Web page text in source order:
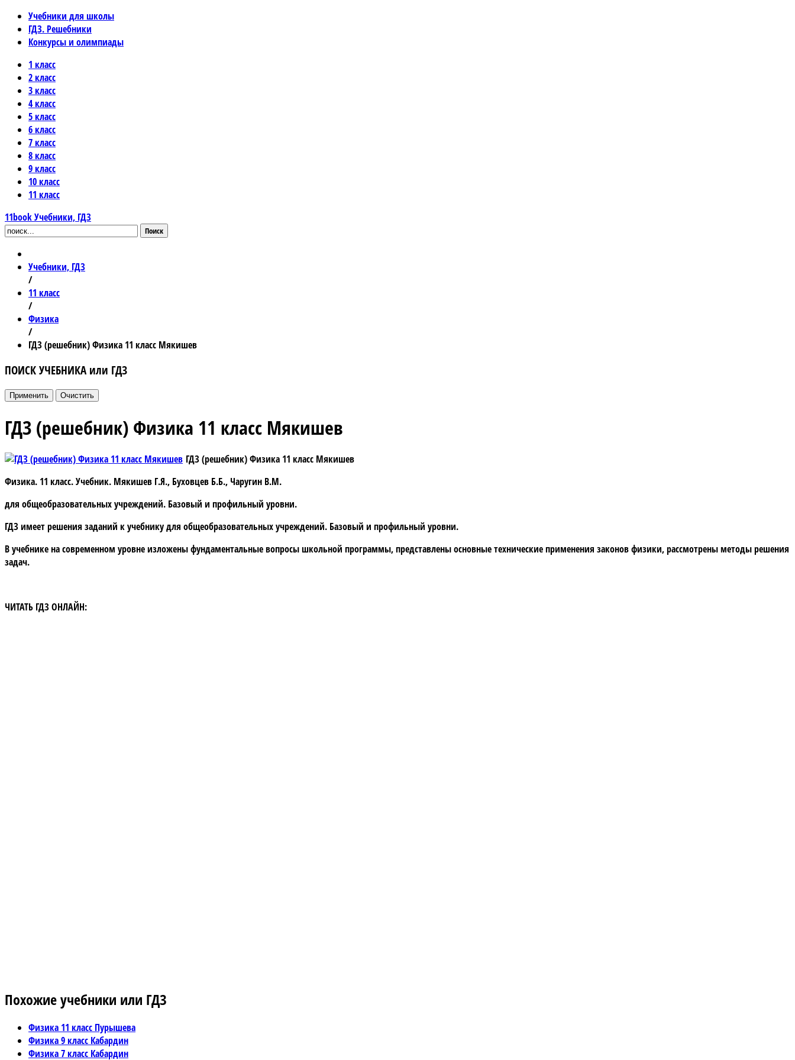
Учебники для школы
ГДЗ. Решебники
Конкурсы и олимпиады
1 класс
2 класс
3 класс
4 класс
5 класс
6 класс
7 класс
8 класс
9 класс
10 класс
11 класс
11bookУчебники, ГДЗ
Поиск
Учебники, ГДЗ
/
11 класс
/
Физика
/
ГДЗ (решебник) Физика 11 класс Мякишев
ПОИСК УЧЕБНИКА или ГДЗ
ГДЗ (решебник) Физика 11 класс Мякишев
ГДЗ (решебник) Физика 11 класс Мякишев
Физика. 11 класс. Учебник. Мякишев Г.Я., Буховцев Б.Б., Чаругин В.М.
для общеобразовательных учреждений. Базовый и профильный уровни.
ГДЗимеет решения заданий к учебнику для общеобразовательных учреждений. Базовый и профильный уровни.
В учебнике на современном уровне изложены фундаментальные вопросы школьной программы, представлены основные технические применения законов физики, рассмотрены методы решения
задач.
ЧИТАТЬ ГДЗ ОНЛАЙН:
Похожие учебники или ГДЗ
Физика 11 класс Пурышева
Физика 9 класс Кабардин
Физика 7 класс Кабардин